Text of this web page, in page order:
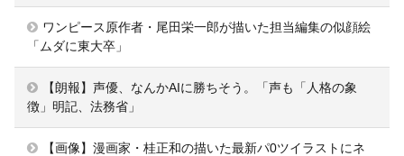
ワンピース原作者・尾田栄一郎が描いた担当編集の似顔絵
「ムダに東大卒」
【朗報】声優、なんかAIに勝ちそう。「声も「人格の象
徴」明記、法務省」
【画像】漫画家・桂正和の描いた最新パ0ツイラストにネ